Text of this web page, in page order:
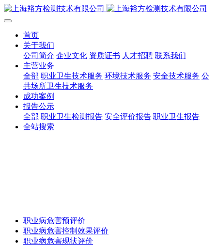
首页
关于我们
公司简介 企业文化 资质证书 人才招聘 联系我们
主营业务
全部 职业卫生技术服务 环境技术服务 安全技术服务 公
共场所卫生技术服务
成功案例
报告公示
全部 职业卫生检测报告 安全评价报告 职业卫生报告
全站搜索
职业病危害预评价
职业病危害控制效果评价
职业病危害现状评价